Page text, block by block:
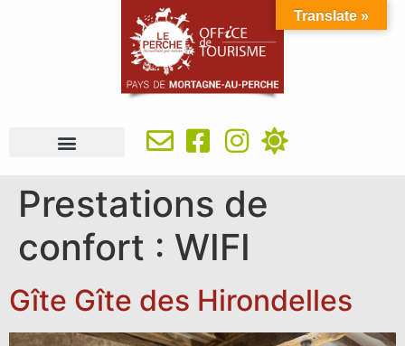
Prestations de
confort : WIFI
Gîte Gîte des Hirondelles
Translate »